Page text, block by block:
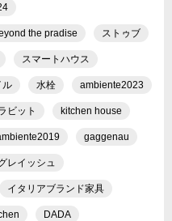
the pradise ストゥブ
スマートハウス
ル 水栓 ambiente2023
ビット kitchen house
gaggenau
レイッシュ
イタリアブランド家具
DADA